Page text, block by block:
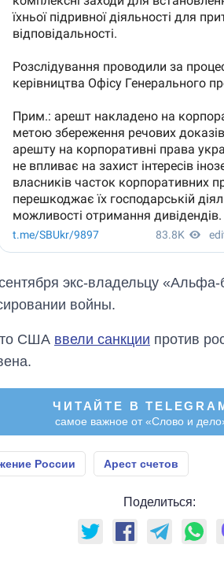
экс-владельцу
войны.
США ввели санкции против
ЧИТАЙТЕ В
самое важное от «Слово и
России Арест счетов
Поделиться: